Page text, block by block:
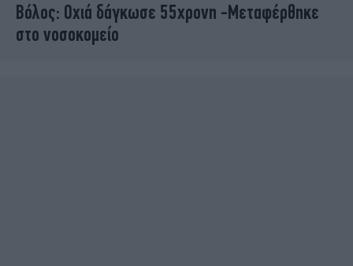
Βόλος: Οχιά δάγκωσε 55χρονη -Μεταφέρθηκε
στο νοσοκομείο